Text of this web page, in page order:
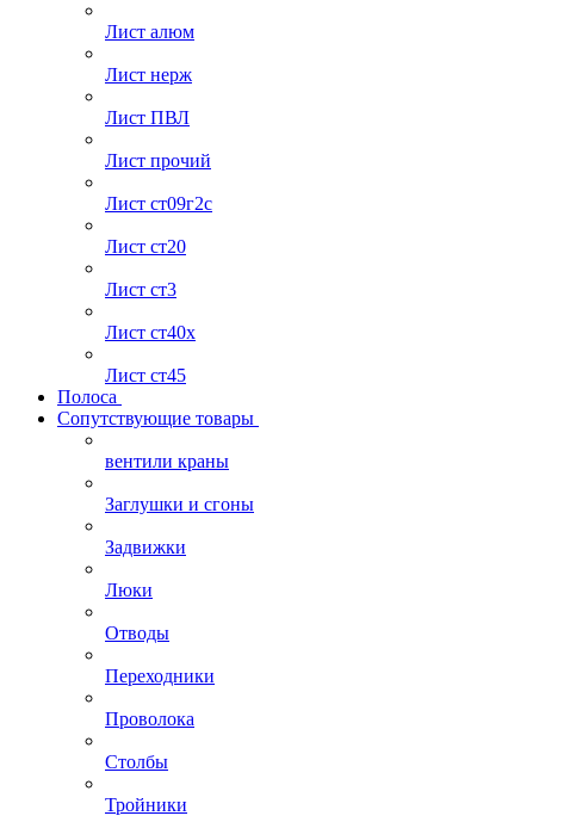
Лист алюм
Лист нерж
Лист ПВЛ
Лист прочий
Лист ст09г2с
Лист ст20
Лист ст3
Лист ст40х
Лист ст45
Полоса
Сопутствующие товары
вентили краны
Заглушки и сгоны
Задвижки
Люки
Отводы
Переходники
Проволока
Столбы
Тройники